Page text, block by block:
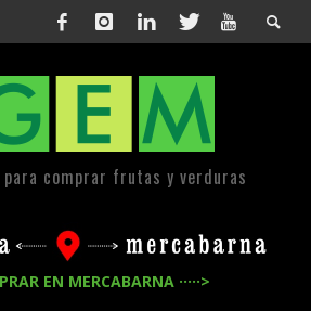
comprar frutas y verduras
EN MERCABARNA ·····>